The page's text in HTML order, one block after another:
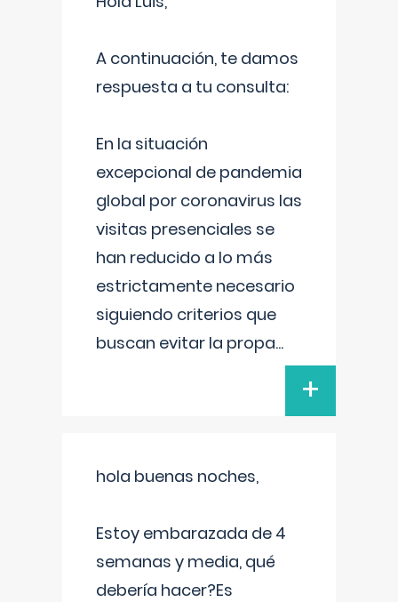
A continuación, te damos
respuesta a tu consulta:
En la situación
excepcional de pandemia
global por coronavirus las
visitas presenciales se
han reducido a lo más
estrictamente necesario
siguiendo criterios que
buscan evitar la propa...
+
hola buenas noches,
Estoy embarazada de 4
semanas y media, qué
debería hacer?Es